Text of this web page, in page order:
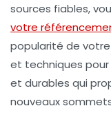
sources fiables,
votre
popularité de
et techniques
et durables qui
nouveaux